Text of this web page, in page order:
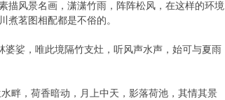
风景名画，潇潇竹雨，阵阵松风，在这样的环境
煮茗图相配都是不俗的。
娑，唯此境隔竹支灶，听风声水声，始可与夏雨
，荷香暗动，月上中天，影落荷池，其情其景